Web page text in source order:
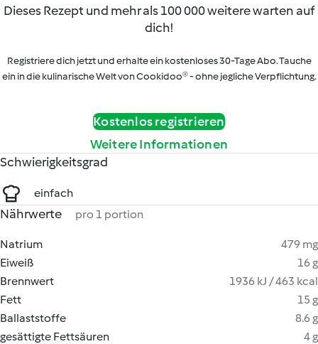
Dieses Rezept und mehr als 100 000 weitere warten auf
dich!
Registriere dich jetzt und erhalte ein kostenloses 30-Tage Abo. Tauche
ein in die kulinarische Welt von Cookidoo® - ohne jegliche Verpflichtung.
Kostenlos registrieren
Weitere Informationen
Schwierigkeitsgrad
einfach
Nährwerte pro 1 portion
Natrium
479 mg
Eiweiß
16 g
Brennwert
1936 kJ / 463 kcal
Fett
15 g
Ballaststoffe
8.6 g
gesättigte Fettsäuren
4 g